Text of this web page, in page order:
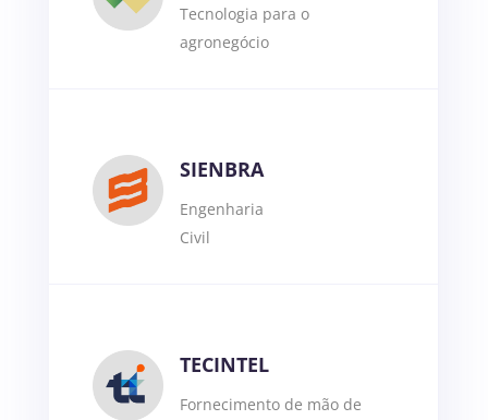
Tecnologia para o
agronegócio
SIENBRA
Engenharia
Civil
TECINTEL
Fornecimento de mão de